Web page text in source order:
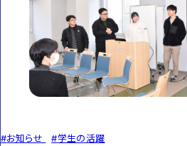
#お知らせ #学生の活躍